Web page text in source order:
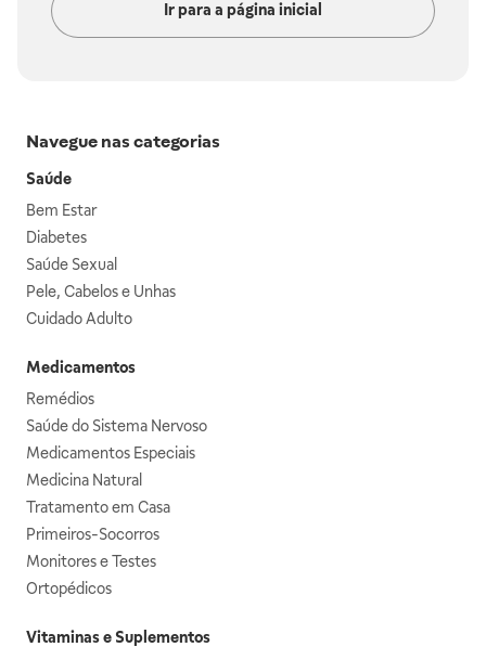
Ir para a página inicial
Navegue nas categorias
Saúde
Bem Estar
Diabetes
Saúde Sexual
Pele, Cabelos e Unhas
Cuidado Adulto
Medicamentos
Remédios
Saúde do Sistema Nervoso
Medicamentos Especiais
Medicina Natural
Tratamento em Casa
Primeiros-Socorros
Monitores e Testes
Ortopédicos
Vitaminas e Suplementos